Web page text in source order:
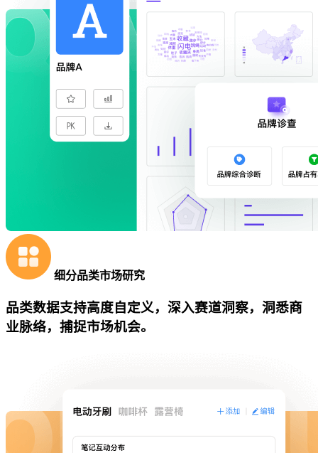
细分品类市场研究
品类数据支持高度自定义，深入赛道洞察，洞悉商
业脉络，捕捉市场机会。